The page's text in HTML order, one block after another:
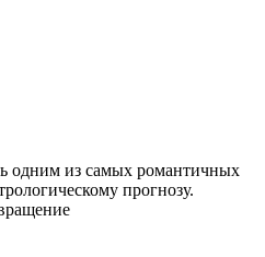
одним из самых романтичных
прогнозу.